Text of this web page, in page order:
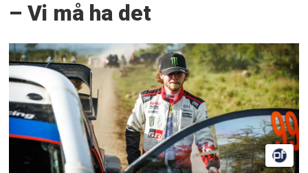
– Vi må ha det